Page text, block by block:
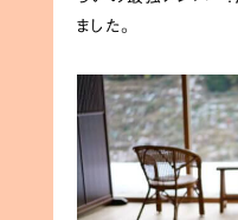
ました。